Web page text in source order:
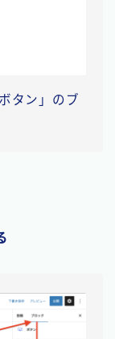
タン」のブ